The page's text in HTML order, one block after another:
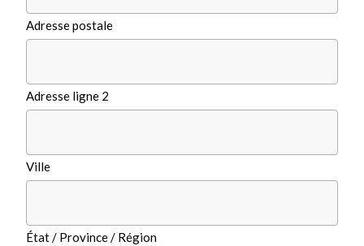
Adresse postale
Adresse ligne 2
Ville
État / Province / Région